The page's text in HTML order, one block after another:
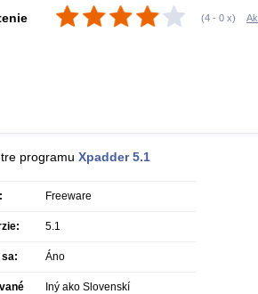
(4 - 0 x)
programu Xpadder 5.1
Freeware
5.1
sa: Áno
Iný ako Slovenskí